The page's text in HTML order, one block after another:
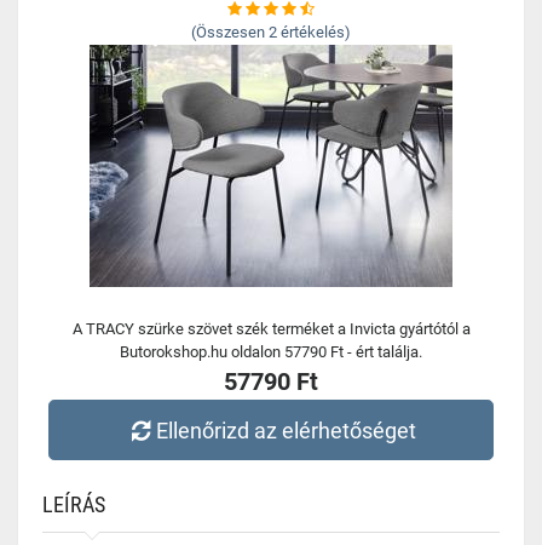
(Összesen 2 értékelés)
A TRACY szürke szövet szék terméket a Invicta gyártótól a
Butorokshop.hu oldalon 57790 Ft - ért találja.
57790 Ft
Ellenőrizd az elérhetőséget
LEÍRÁS